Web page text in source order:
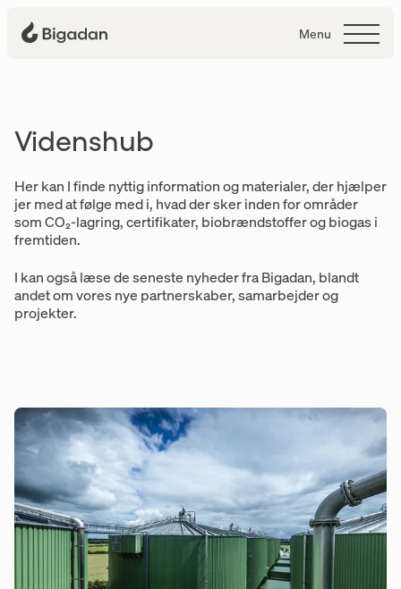
Menu
Videnshub
Videnshub
Her kan I finde nyttig information og materialer, der hjælper
jer med at følge med i, hvad der sker inden for områder
som CO₂-lagring, certifikater, biobrændstoffer og biogas i
fremtiden.
I kan også læse de seneste nyheder fra Bigadan, blandt
andet om vores nye partnerskaber, samarbejder og
projekter.